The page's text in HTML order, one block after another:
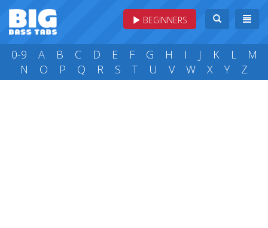
BEGINNERS
0-9 A B C D E F G H I J K L
M
N
O P Q R S T U V W X Y Z